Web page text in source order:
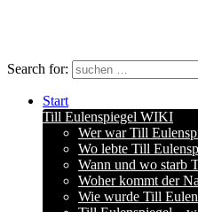
Search for:
Start
Till Eulenspiegel WIKI
Wer war Till
Wo lebte Till
Wann und wo starb
Woher kommt der
Wie wurde Till